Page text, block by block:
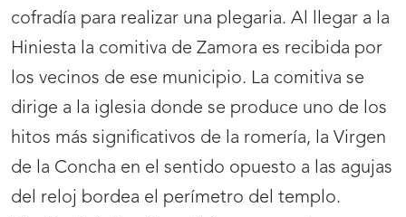
cofradía para realizar una plegaria. Al llegar a la
Hiniesta la comitiva de Zamora es recibida por
los vecinos de ese municipio. La comitiva se
dirige a la iglesia donde se produce uno de los
hitos más significativos de la romería, la Virgen
de la Concha en el sentido opuesto a las agujas
del reloj bordea el perímetro del templo.